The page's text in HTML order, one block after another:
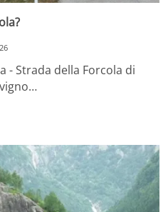
- Strada della Forcola di